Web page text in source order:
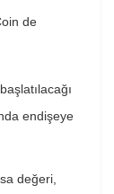
de
endişeye
değeri,